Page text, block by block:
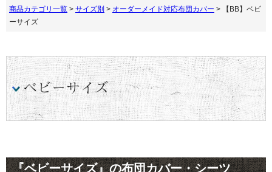
商品カテゴリ一覧 > サイズ別 > オーダーメイド対応布団カバー > 【BB】ベビ
ーサイズ
『ベビーサイズ』の布団カバー・シーツ